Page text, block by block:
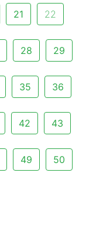
21 22
28 29
35 36
42 43
49 50